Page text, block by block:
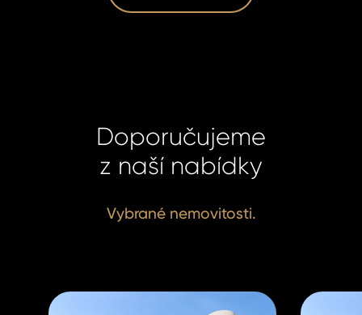
Doporučujeme
z naší nabídky
Vybrané nemovitosti.